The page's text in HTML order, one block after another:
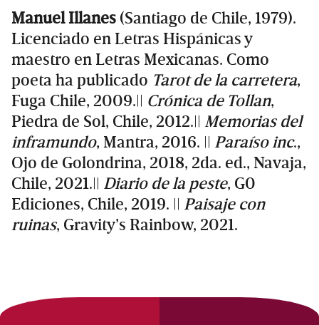
Manuel Illanes (Santiago de Chile, 1979).
Licenciado en Letras Hispánicas y
maestro en Letras Mexicanas. Como
poeta ha publicado Tarot de la carretera,
Fuga Chile, 2009.|| Crónica de Tollan,
Piedra de Sol, Chile, 2012.|| Memorias del
inframundo, Mantra, 2016. || Paraíso inc.,
Ojo de Golondrina, 2018, 2da. ed., Navaja,
Chile, 2021.|| Diario de la peste, G0
Ediciones, Chile, 2019. || Paisaje con
ruinas, Gravity’s Rainbow, 2021.
Primary
Sidebar